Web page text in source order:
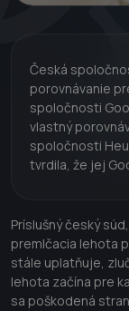
Česká
porovnávanie
spoločnosti
vlastný
spoločnosti
tvrdila, že jej
Príslušný český
premlčacia lehota
stále uplatňuje,
lehota začína pre
sa poškodená